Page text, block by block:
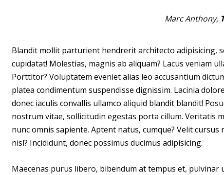
Marc Anthony,
Blandit mollit parturient hendrerit architecto adipisicing,
cupidatat! Molestias, magnis ab aliquam? Lacus veniam
Porttitor? Voluptatem eveniet alias leo accusantium
platea condimentum suspendisse dignissim. Lacinia
donec iaculis convallis ullamco aliquid blandit blandit!
nostrum vitae, sollicitudin egestas porta cillum. Veritatis
nunc omnis sapiente. Aptent natus, cumque? Velit
nisl? Incididunt, donec possimus ducimus adipisicing.
Maecenas purus libero, bibendum at tempus et, pulvinar